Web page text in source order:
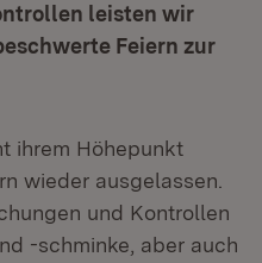
leisten wir
Feiern zur
ihrem Höhepunkt
wieder ausgelassen.
und Kontrollen
-schminke, aber auch